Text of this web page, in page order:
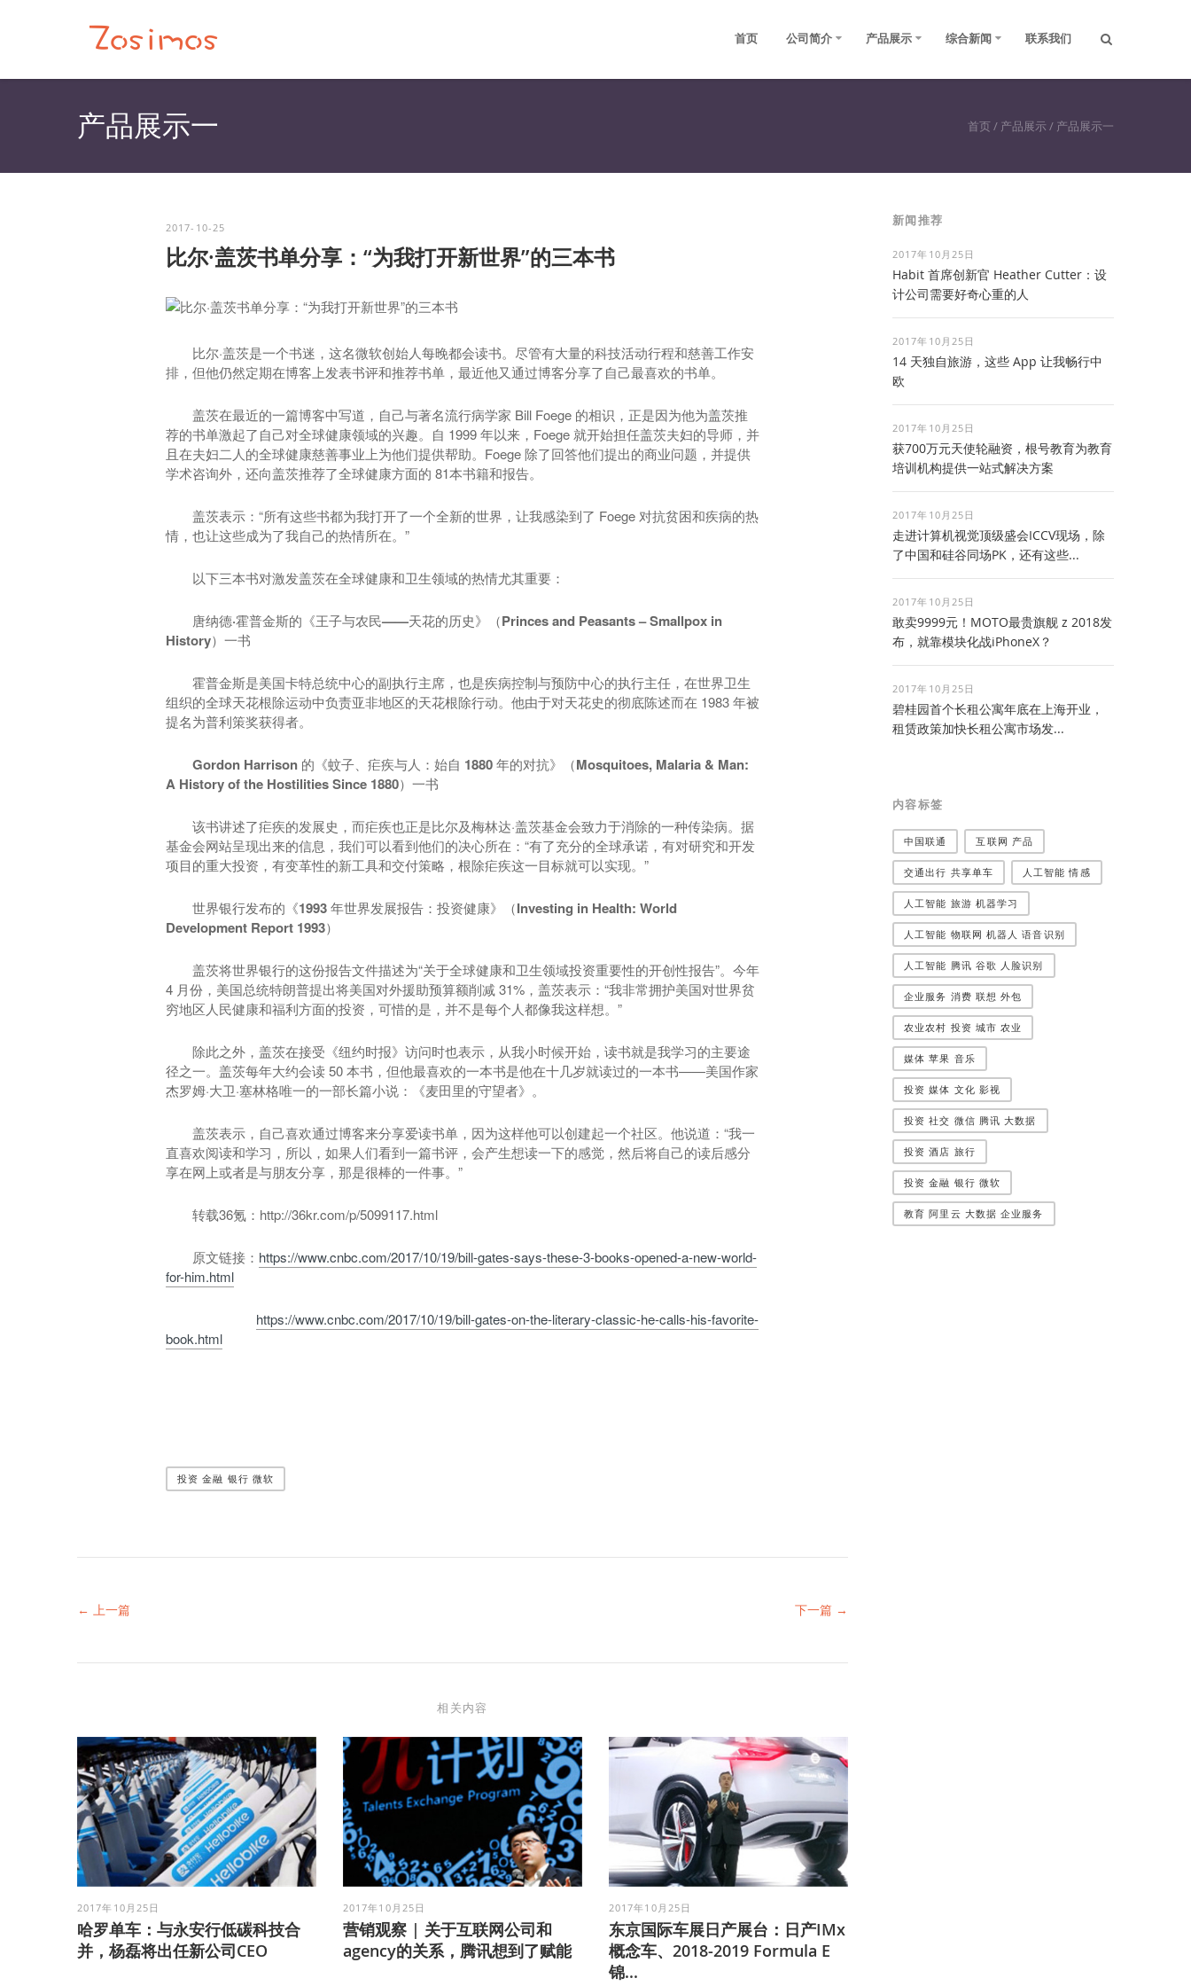
首页 公司简介 产品展示 综合新闻 联系我们
产品展示一 首页/ 产品展示/ 产品展示一
2017-10-25
比尔·盖茨书单分享：“为我打开新世界”的三本书
比尔·盖茨是一个书迷，这名微软创始人每晚都会读书。尽管有大量的科技活动行程和慈善工作安
排，但他仍然定期在博客上发表书评和推荐书单，最近他又通过博客分享了自己最喜欢的书单。
盖茨在最近的一篇博客中写道，自己与著名流行病学家 Bill Foege 的相识，正是因为他为盖茨推
荐的书单激起了自己对全球健康领域的兴趣。自 1999 年以来，Foege 就开始担任盖茨夫妇的导师，并
且在夫妇二人的全球健康慈善事业上为他们提供帮助。Foege 除了回答他们提出的商业问题，并提供
学术咨询外，还向盖茨推荐了全球健康方面的 81本书籍和报告。
盖茨表示：“所有这些书都为我打开了一个全新的世界，让我感染到了 Foege 对抗贫困和疾病的热
情，也让这些成为了我自己的热情所在。”
以下三本书对激发盖茨在全球健康和卫生领域的热情尤其重要：
唐纳德·霍普金斯的《王子与农民——天花的历史》（Princes and Peasants – Smallpox in
History）一书
霍普金斯是美国卡特总统中心的副执行主席，也是疾病控制与预防中心的执行主任，在世界卫生
组织的全球天花根除运动中负责亚非地区的天花根除行动。他由于对天花史的彻底陈述而在 1983 年被
提名为普利策奖获得者。
Gordon Harrison 的《蚊子、疟疾与人：始自 1880 年的对抗》（Mosquitoes, Malaria & Man:
A History of the Hostilities Since 1880）一书
该书讲述了疟疾的发展史，而疟疾也正是比尔及梅林达·盖茨基金会致力于消除的一种传染病。据
基金会网站呈现出来的信息，我们可以看到他们的决心所在：“有了充分的全球承诺，有对研究和开发
项目的重大投资，有变革性的新工具和交付策略，根除疟疾这一目标就可以实现。”
世界银行发布的《1993 年世界发展报告：投资健康》（Investing in Health: World
Development Report 1993）
盖茨将世界银行的这份报告文件描述为“关于全球健康和卫生领域投资重要性的开创性报告”。今年
4 月份，美国总统特朗普提出将美国对外援助预算额削减 31%，盖茨表示：“我非常拥护美国对世界贫
穷地区人民健康和福利方面的投资，可惜的是，并不是每个人都像我这样想。”
除此之外，盖茨在接受《纽约时报》访问时也表示，从我小时候开始，读书就是我学习的主要途
径之一。盖茨每年大约会读 50 本书，但他最喜欢的一本书是他在十几岁就读过的一本书——美国作家
杰罗姆·大卫·塞林格唯一的一部长篇小说：
《麦田里的守望者》 。
盖茨表示，自己喜欢通过博客来分享爱读书单，因为这样他可以创建起一个社区。他说道：“我一
直喜欢阅读和学习，所以，如果人们看到一篇书评，会产生想读一下的感觉，然后将自己的读后感分
享在网上或者是与朋友分享，那是很棒的一件事。”
转载36氪：http://36kr.com/p/5099117.html
原文链接： https://www.cnbc.com/2017/10/19/bill-gates-says-these-3-books-opened-a-new-world-
for-him.html
https://www.cnbc.com/2017/10/19/bill-gates-on-the-literary-classic-he-calls-his-favorite-
book.html
投资 金融 银行 微软
← 上一篇 下一篇 →
相关内容
2017年10月25日
哈罗单车：与永安行低碳科技合
并，杨磊将出任新公司CEO
2017年10月25日
营销观察 | 关于互联网公司和
agency的关系，腾讯想到了赋能
2017年10月25日
东京国际车展日产展台：日产IMx
概念车、2018-2019 Formula E
锦...
新闻推荐
2017年10月25日
Habit 首席创新官 Heather Cutter：设
计公司需要好奇心重的人
2017年10月25日
14 天独自旅游，这些 App 让我畅行中
欧
2017年10月25日
获700万元天使轮融资，根号教育为教育
培训机构提供一站式解决方案
2017年10月25日
走进计算机视觉顶级盛会ICCV现场，除
了中国和硅谷同场PK，还有这些...
2017年10月25日
敢卖9999元！MOTO最贵旗舰 z 2018发
布，就靠模块化战iPhoneX？
2017年10月25日
碧桂园首个长租公寓年底在上海开业，
租赁政策加快长租公寓市场发...
内容标签
中国联通 互联网 产品
交通出行 共享单车 人工智能 情感
人工智能 旅游 机器学习
人工智能 物联网 机器人 语音识别
人工智能 腾讯 谷歌 人脸识别
企业服务 消费 联想 外包
农业农村 投资 城市 农业
媒体 苹果 音乐
投资 媒体 文化 影视
投资 社交 微信 腾讯 大数据
投资 酒店 旅行
投资 金融 银行 微软
教育 阿里云 大数据 企业服务